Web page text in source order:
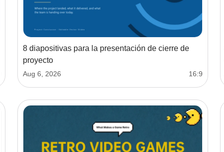
8 diapositivas para la presentación de cierre de
proyecto
Aug 6, 2026 16:9